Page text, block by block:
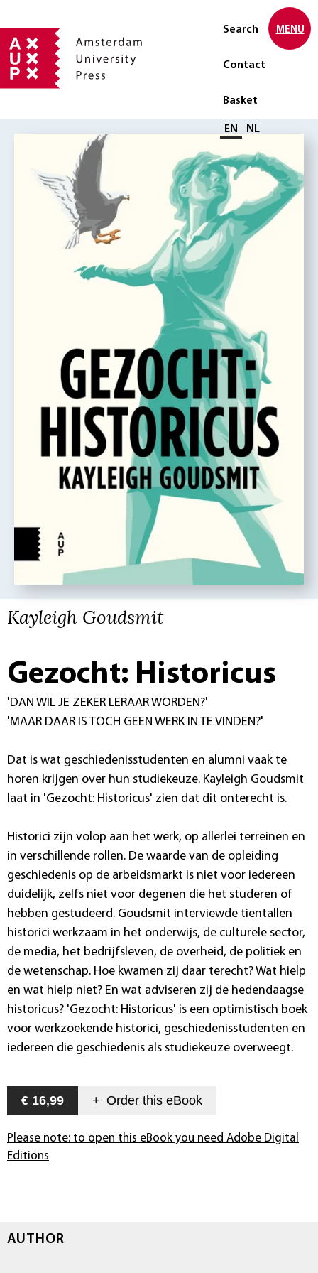
Search
Contact
Basket
Select language
EN NL
MENU
Kayleigh Goudsmit
Gezocht: Historicus
'DAN WIL JE ZEKER LERAAR WORDEN?'
'MAAR DAAR IS TOCH GEEN WERK IN TE VINDEN?'
Dat is wat geschiedenisstudenten en alumni vaak te
horen krijgen over hun studiekeuze. Kayleigh Goudsmit
laat in 'Gezocht: Historicus' zien dat dit onterecht is.
Historici zijn volop aan het werk, op allerlei terreinen en
in verschillende rollen. De waarde van de opleiding
geschiedenis op de arbeidsmarkt is niet voor iedereen
duidelijk, zelfs niet voor degenen die het studeren of
hebben gestudeerd. Goudsmit interviewde tientallen
historici werkzaam in het onderwijs, de culturele sector,
de media, het bedrijfsleven, de overheid, de politiek en
de wetenschap. Hoe kwamen zij daar terecht? Wat hielp
en wat hielp niet? En wat adviseren zij de hedendaagse
historicus? 'Gezocht: Historicus' is een optimistisch boek
voor werkzoekende historici, geschiedenisstudenten en
iedereen die geschiedenis als studiekeuze overweegt.
€ 16,99 + Order this eBook
Please note: to open this eBook you need Adobe Digital
Editions
AUTHOR